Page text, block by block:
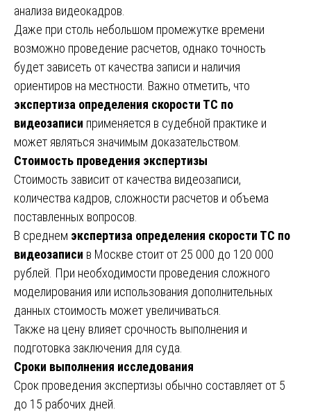
анализа видеокадров.
Даже при столь небольшом промежутке времени
возможно проведение расчетов, однако точность
будет зависеть от качества записи и наличия
ориентиров на местности. Важно отметить, что
экспертиза определения скорости ТС по
видеозаписи применяется в судебной практике и
может являться значимым доказательством.
Стоимость проведения экспертизы
Стоимость зависит от качества видеозаписи,
количества кадров, сложности расчетов и объема
поставленных вопросов.
В среднем экспертиза определения скорости ТС по
видеозаписи в Москве стоит от 25 000 до 120 000
рублей. При необходимости проведения сложного
моделирования или использования дополнительных
данных стоимость может увеличиваться.
Также на цену влияет срочность выполнения и
подготовка заключения для суда.
Сроки выполнения исследования
Срок проведения экспертизы обычно составляет от 5
до 15 рабочих дней.